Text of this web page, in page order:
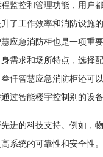
控和管理功能，用户都
了工作效率和消防设施的
急消防柜也是一项重要
需求和场所特点，选择
智慧应急消防柜还可以
过智能楼宇控制别的设
的科技支持。例如，物
系统的可靠性和安全性。